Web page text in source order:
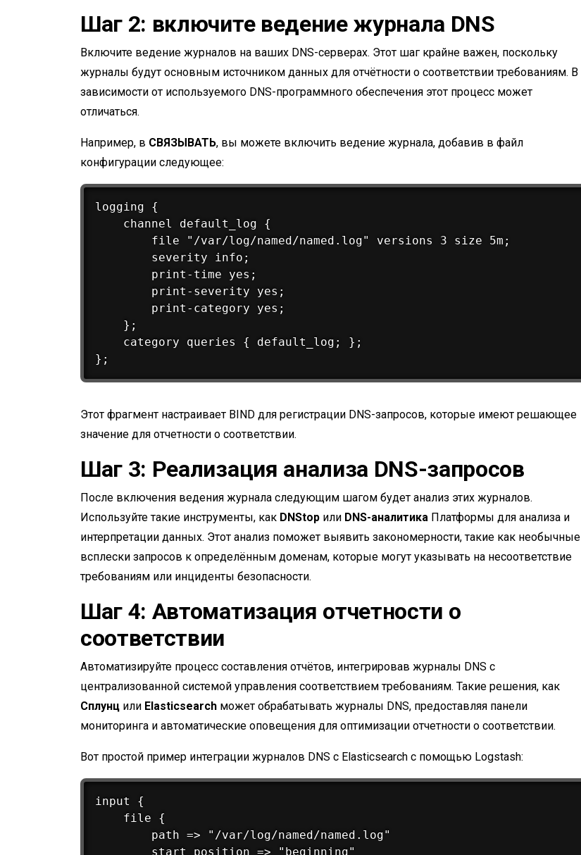
Шаг 2: включите ведение журнала DNS
Включите ведение журналов на ваших DNS-серверах. Этот шаг крайне важен, поскольку
журналы будут основным источником данных для отчётности о соответствии требованиям. В
зависимости от используемого DNS-программного обеспечения этот процесс может
отличаться.
Например, в СВЯЗЫВАТЬ, вы можете включить ведение журнала, добавив в файл
конфигурации следующее:
logging {
    channel default_log {
        file "/var/log/named/named.log" versions 3 size 5m;
        severity info;
        print-time yes;
        print-severity yes;
        print-category yes;
    };
    category queries { default_log; };
Этот фрагмент настраивает BIND для регистрации DNS-запросов, которые имеют решающее
значение для отчетности о соответствии.
Шаг 3: Реализация анализа DNS-запросов
После включения ведения журнала следующим шагом будет анализ этих журналов.
Используйте такие инструменты, как DNStop или DNS-аналитика Платформы для анализа и
интерпретации данных. Этот анализ поможет выявить закономерности, такие как необычные
всплески запросов к определённым доменам, которые могут указывать на несоответствие
требованиям или инциденты безопасности.
Шаг 4: Автоматизация отчетности о
соответствии
Автоматизируйте процесс составления отчётов, интегрировав журналы DNS с
централизованной системой управления соответствием требованиям. Такие решения, как
Сплунц или Elasticsearch может обрабатывать журналы DNS, предоставляя панели
мониторинга и автоматические оповещения для оптимизации отчетности о соответствии.
Вот простой пример интеграции журналов DNS с Elasticsearch с помощью Logstash:
input {
    file {
        path => "/var/log/named/named.log"
        start_position => "beginning"